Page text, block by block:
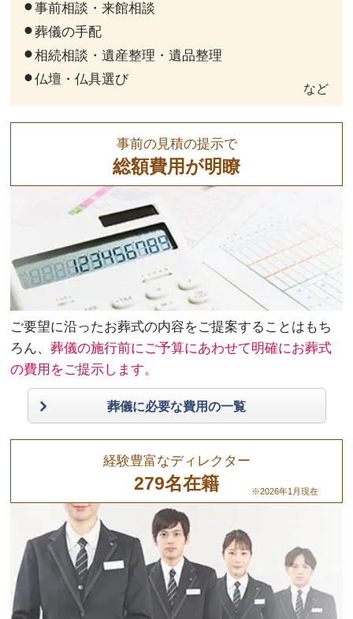
事前相談・来館相談
葬儀の手配
相続相談・遺産整理・遺品整理
仏壇・仏具選び
など
事前の見積の提示で
総額費用が明瞭
ご要望に沿ったお葬式の内容をご提案することはもち
ろん、葬儀の施行前にご予算にあわせて明確にお葬式
の費用をご提示します。
葬儀に必要な費用の一覧
経験豊富なディレクター
279名在籍 ※2026年1月現在